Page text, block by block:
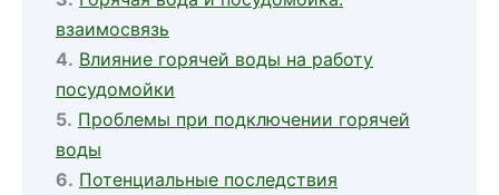
взаимосвязь
Влияние горячей воды на работу
посудомойки
Проблемы при подключении горячей
воды
Потенциальные последствия